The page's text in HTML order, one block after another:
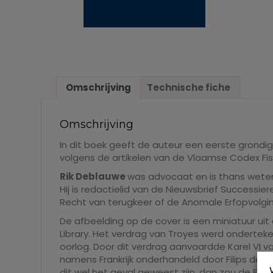
Omschrijving Technische fiche
Omschrijving
In dit boek geeft de auteur een eerste
volgens de artikelen van de Vlaamse Codex
Rik Deblauwewas advocaat en is thans
Hij is redactielid van de Nieuwsbrief
Recht van terugkeer of de Anomale
De afbeelding op de cover is een miniatuur
Library. Het verdrag van Troyes werd
oorlog. Door dit verdrag aanvaardde Karel VI
namens Frankrijk onderhandeld door Filips de